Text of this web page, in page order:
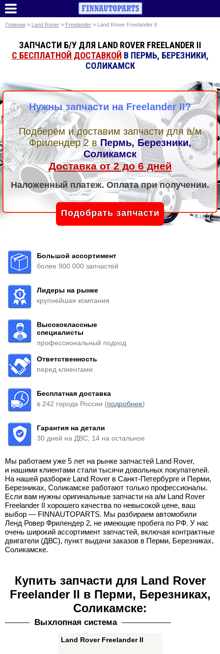
Главная » Land Rover » Freelander » Land Rover Freelander II
ЗАПЧАСТИ Б/У ДЛЯ LAND ROVER FREELANDER II
С БЕСПЛАТНОЙ ДОСТАВКОЙ В ПЕРМЬ, БЕРЕЗНИКИ,
СОЛИКАМСК
Нужны запчасти на Freelander II?
Подберём и доставим запчасти для а/м
Фрилендер 2 вПермь, Березники,
Соликамск
Доставка от 2 до 6 дней
Наложенный платеж. Оплата при получении.
Подобрать запчасти
Большой ассортимент
более 900 000 запчастей
Лидеры на рынке
крупнейшая компания
Высококлассные
специалисты
профессиональный подход
Ответственность
перед клиентами
Бесплатная доставка
в 242 города России (подробнее)
Гарантия на детали
30 дней на ДВС, 14 на остальное
Мы работаем уже 5 лет на рынке запчастей Land Rover,
и нашими клиентами стали тысячи довольных покупателей.
На нашей разборке Land Rover в Санкт-Петербурге и Перми,
Березниках, Соликамске работают только профессионалы.
Если вам нужны оригинальные запчасти на а/м Land Rover
Freelander II хорошего качества по невысокой цене, ваш
выбор — FINNAUTOPARTS. Мы разбираем автомобили
Ленд Ровер Фрилендер 2, не имеющие пробега по РФ. У нас
очень широкий ассортимент запчастей, включая контрактные
двигатели (ДВС), пункт выдачи заказов в Перми, Березниках,
Соликамске.
Купить запчасти для Land Rover
Freelander II в Перми, Березниках,
Соликамске:
Выхлопная система
Land Rover Freelander II